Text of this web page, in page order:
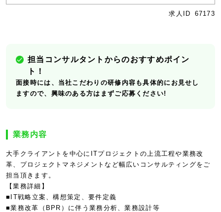
求人ID 67173
担当コンサルタントからのおすすめポイン
ト！
面接時には、当社こだわりの研修内容も具体的にお見せし
ますので、興味のある方はまずご応募ください!
業務内容
大手クライアントを中心にITプロジェクトの上流工程や業務改
革、プロジェクトマネジメントなど幅広いコンサルティングをご
担当頂きます。
【業務詳細】
■IT戦略立案、構想策定、要件定義
■業務改革（BPR）に伴う業務分析、業務設計等